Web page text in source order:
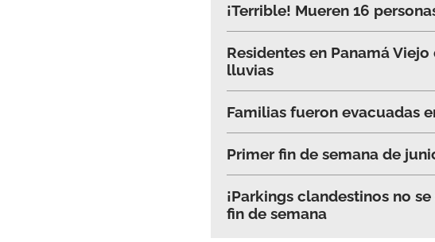
¡Terrible! Mueren 16
Residentes en Panamá
lluvias
Familias fueron evacuadas
Primer fin de semana de
¡Parkings clandestinos no
fin de semana